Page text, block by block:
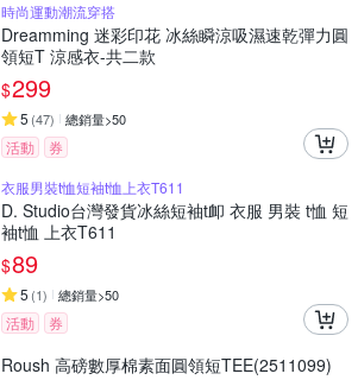
時尚運動潮流穿搭
Dreamming 迷彩印花 冰絲瞬涼吸濕速乾彈力圓
領短T 涼感衣-共二款
$299
5 (47) 總銷量>50
活動
券
衣服男裝t恤短袖t恤上衣T611
D. Studio台灣發貨冰絲短袖t卹 衣服 男裝 t恤 短
袖t恤 上衣T611
$89
5 (1) 總銷量>50
活動 券
Roush 高磅數厚棉素面圓領短TEE(2511099)